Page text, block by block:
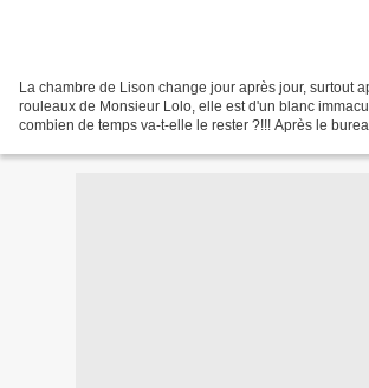
La chambre de Lison change jour après jour, surtout
rouleaux de Monsieur Lolo, elle est d'un blanc
combien de temps va-t-elle le rester ?!!! Après le